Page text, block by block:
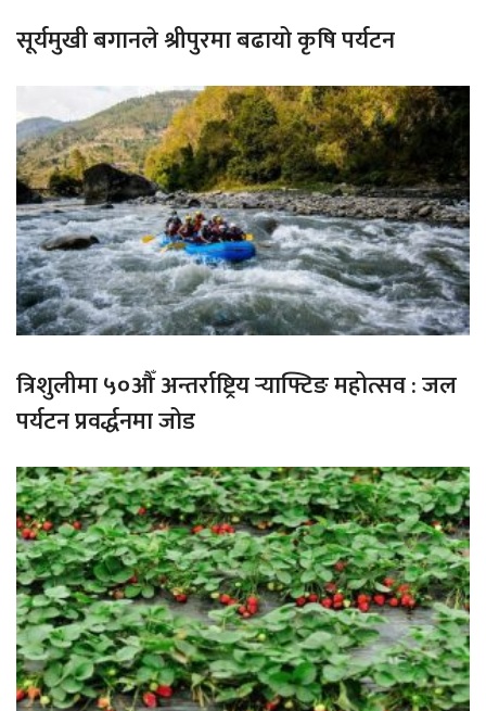
सूर्यमुखी बगानले श्रीपुरमा बढायो कृषि पर्यटन
त्रिशुलीमा ५०औँ अन्तर्राष्ट्रिय र्‍याफ्टिङ महोत्सव : जल
पर्यटन प्रवर्द्धनमा जोड